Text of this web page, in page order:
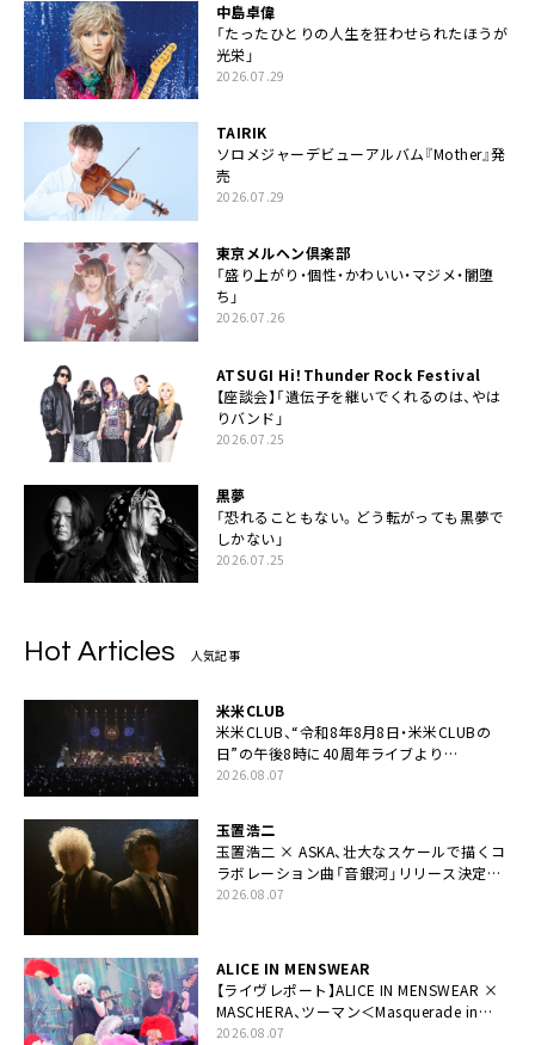
中島卓偉
「たったひとりの人生を狂わせられたほうが
光栄」
2026.07.29
TAIRIK
ソロメジャーデビューアルバム『Mother』発
売
2026.07.29
東京メルヘン倶楽部
「盛り上がり・個性・かわいい・マジメ・闇堕
ち」
2026.07.26
ATSUGI Hi！Thunder Rock Festival
【座談会】「遺伝子を継いでくれるのは、やは
りバンド」
2026.07.25
黒夢
「恐れることもない。どう転がっても黒夢で
しかない」
2026.07.25
Hot Articles 人気記事
米米CLUB
米米CLUB、“令和8年8月8日・米米CLUBの
日”の午後8時に40周年ライブより
「FANtachy medley」を88年限定公開
2026.08.07
玉置浩二
玉置浩二 × ASKA、壮大なスケールで描くコ
ラボレーション曲「音銀河」リリース決定。
カップリングには新曲「命の宿り」収録も
2026.08.07
ALICE IN MENSWEAR
【ライヴレポート】ALICE IN MENSWEAR ×
MASCHERA、ツーマン＜Masquerade in
Wonderland＞に一夜限り豪華共演と14年
2026.08.07